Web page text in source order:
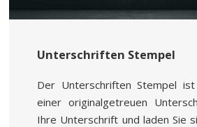
Unterschriften Stempel
Der Unterschriften Stempel
einer originalgetreuen
Ihre Unterschrift und laden Sie